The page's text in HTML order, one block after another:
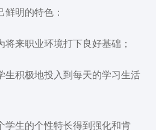
鲜明的特色：
来职业环境打下良好基础；
积极地投入到每天的学习生活
生的个性特长得到强化和肯